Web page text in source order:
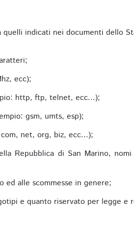
indicati nei documenti dello
ecc);
http, ftp, telnet, ecc...);
gsm, umts, esp);
net, org, biz, ecc...);
Repubblica di San Marino,
ed alle scommesse in genere;
e quanto riservato per legge e